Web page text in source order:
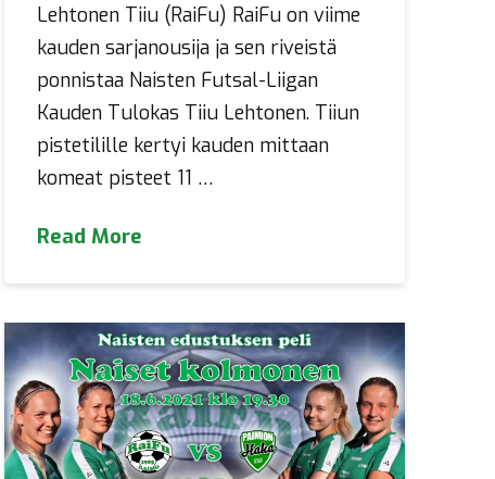
Lehtonen Tiiu (RaiFu) RaiFu on viime
kauden sarjanousija ja sen riveistä
ponnistaa Naisten Futsal-Liigan
Kauden Tulokas Tiiu Lehtonen. Tiiun
pistetilille kertyi kauden mittaan
komeat pisteet 11 …
Read More